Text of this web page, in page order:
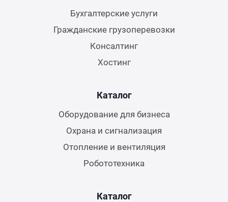
Бухгалтерские услуги
Гражданские грузоперевозки
Консалтинг
Хостинг
Каталог
Оборудование для бизнеса
Охрана и сигнализация
Отопление и вентиляция
Робототехника
Каталог